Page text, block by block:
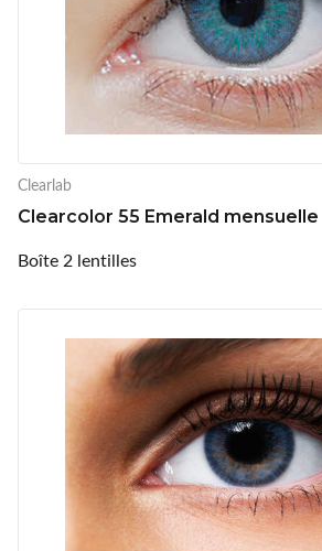
Clearlab
Clearcolor 55 Emerald mensuelle
Boîte 2 lentilles